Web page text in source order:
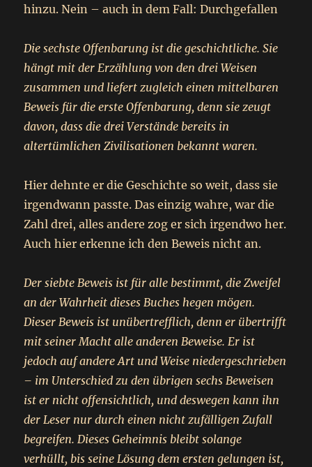
hinzu. Nein – auch in dem Fall: Durchgefallen
Die sechste Offenbarung ist die geschichtliche. Sie
hängt mit der Erzählung von den drei Weisen
zusammen und liefert zugleich einen mittelbaren
Beweis für die erste Offenbarung, denn sie zeugt
davon, dass die drei Verstände bereits in
altertümlichen Zivilisationen bekannt waren.
Hier dehnte er die Geschichte so weit, dass sie
irgendwann passte. Das einzig wahre, war die
Zahl drei, alles andere zog er sich irgendwo her.
Auch hier erkenne ich den Beweis nicht an.
Der siebte Beweis ist für alle bestimmt, die Zweifel
an der Wahrheit dieses Buches hegen mögen.
Dieser Beweis ist unübertrefflich, denn er übertrifft
mit seiner Macht alle anderen Beweise. Er ist
jedoch auf andere Art und Weise niedergeschrieben
– im Unterschied zu den übrigen sechs Beweisen
ist er nicht offensichtlich, und deswegen kann ihn
der Leser nur durch einen nicht zufälligen Zufall
begreifen. Dieses Geheimnis bleibt solange
verhüllt, bis seine Lösung dem ersten gelungen ist,